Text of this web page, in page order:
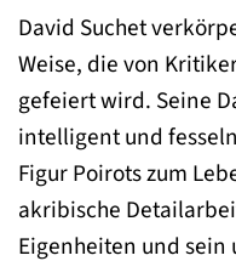
David Suchet
Weise, die von
gefeiert wird. Seine
intelligent und
Figur Poirots zum
akribische
Eigenheiten und